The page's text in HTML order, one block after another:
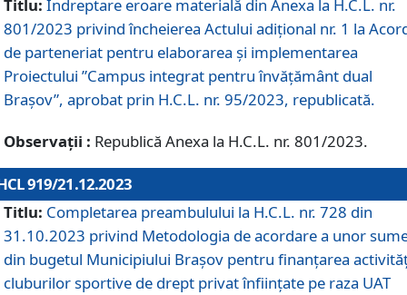
Titlu: Îndreptare eroare materială din Anexa la H.C.L. nr.
801/2023 privind încheierea Actului adițional nr. 1 la
de parteneriat pentru elaborarea și implementarea
Proiectului ”Campus integrat pentru învățământ dual
Brașov”, aprobat prin H.C.L. nr. 95/2023, republicată.
Observații : Republică Anexa la H.C.L. nr. 801/2023.
919/21.12.2023
Titlu: Completarea preambulului la H.C.L. nr. 728 din
31.10.2023 privind Metodologia de acordare a unor
din bugetul Municipiului Brașov pentru finanțarea
cluburilor sportive de drept privat înființate pe raza UAT